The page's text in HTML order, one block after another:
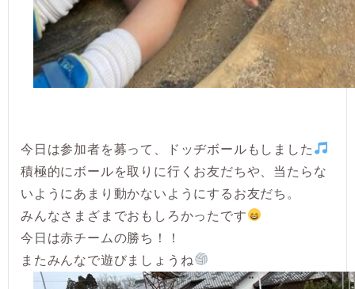
今日は参加者を募って、ドッヂボールもしました
積極的にボールを取りに行くお友だちや、当たらな
いようにあまり動かないようにするお友だち。
みんなさまざまでおもしろかったです
今日は赤チームの勝ち！！
またみんなで遊びましょうね